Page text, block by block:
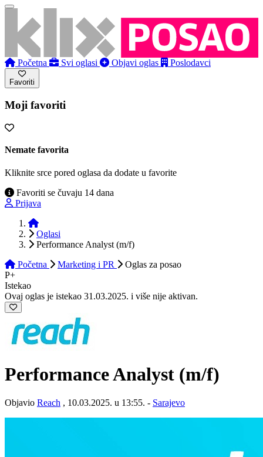
Početna Svi oglasi Objavi oglas Poslodavci
Favoriti
Moji favoriti
Nemate favorita
Kliknite srce pored oglasa da dodate u favorite
Favoriti se čuvaju 14 dana
Prijava
Početna
Oglasi
Performance Analyst (m/f)
Početna
Marketing i PR Oglas za posao
P+
Istekao
Ovaj oglas je istekao 31.03.2025. i više nije aktivan.
Performance Analyst (m/f)
Objavio Reach , 10.03.2025. u 13:55. - Sarajevo